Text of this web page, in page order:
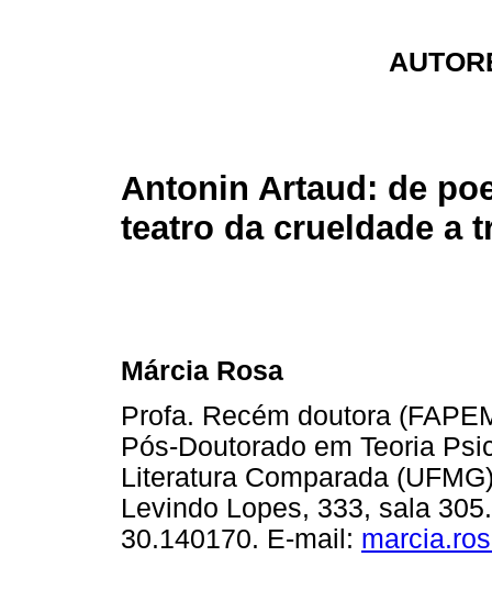
Antonin Artaud: de
teatro da crueldade a
Márcia Rosa
Profa. Recém doutora
Pós-Doutorado em Teoria
Literatura Comparada
Levindo Lopes, 333, sala
30.140170. E-mail: